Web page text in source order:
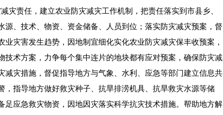
灾责任，建立农业防灾减灾工作机制，把责任落实到市县乡、
源、技术、物资、资金储备、人员到位；落实防灾减灾预案，督
业灾害发生趋势，因地制宜细化实化农业防灾减灾保丰收预案，
技术方案，力争每个集中连片的地块都有应对预案，确保防灾减
减灾措施，督促指导地方与气象、水利、应急等部门建立信息共
，指导地方做好救灾种子、抗旱排涝机具、抗旱救灾水源等储
足应急救灾物资，因地因灾落实科学抗灾技术措施。帮助地方解